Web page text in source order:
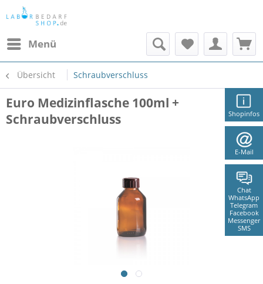
Shopinfos
E-Mail
Chat
WhatsApp
Telegram
Facebook
Messenger
SMS
Menü
Übersicht Schraubverschluss
Euro Medizinflasche 100ml +
Schraubverschluss